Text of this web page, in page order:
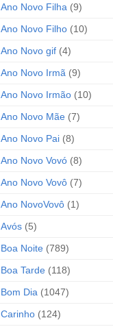
Ano Novo Filha (9)
Ano Novo Filho (10)
Ano Novo gif (4)
Ano Novo Irmã (9)
Ano Novo Irmão (10)
Ano Novo Mãe (7)
Ano Novo Pai (8)
Ano Novo Vovó (8)
Ano Novo Vovô (7)
Ano NovoVovô (1)
Avós (5)
Boa Noite (789)
Boa Tarde (118)
Bom Dia (1047)
Carinho (124)